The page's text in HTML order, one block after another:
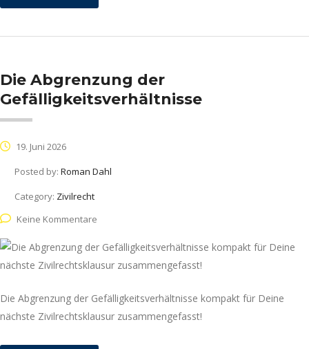
Die Abgrenzung der
Gefälligkeitsverhältnisse
19. Juni 2026
Posted by: Roman Dahl
Category: Zivilrecht
Keine Kommentare
Die Abgrenzung der Gefälligkeitsverhältnisse kompakt für Deine
nächste Zivilrechtsklausur zusammengefasst!